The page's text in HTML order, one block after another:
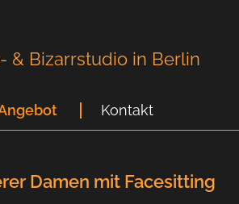
& Bizarrstudio in Berlin
Kontakt
Damen mit Facesitting